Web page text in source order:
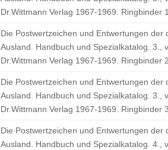
Dr.Wittmann Verlag 1967-1969. Ringbinder
Die Postwertzeichen und Entwertungen
Ausland. Handbuch und Spezialkatalog. 3.,
Dr.Wittmann Verlag 1967-1969. Ringbinder
Die Postwertzeichen und Entwertungen
Ausland. Handbuch und Spezialkatalog. 3.,
Dr.Wittmann Verlag 1967-1969. Ringbinder
Die Postwertzeichen und Entwertungen
Ausland. Handbuch und Spezialkatalog. 4.,